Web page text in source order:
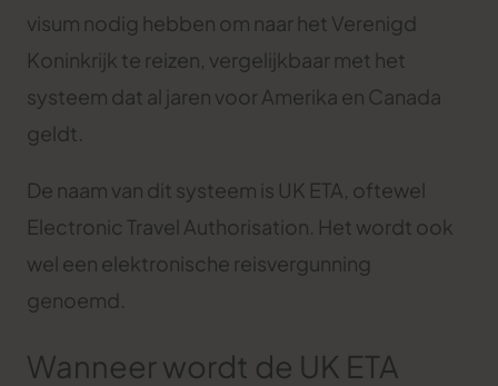
visum nodig hebben om naar het Verenigd
Koninkrijk te reizen, vergelijkbaar met het
systeem dat al jaren voor Amerika en Canada
geldt.
De naam van dit systeem is UK ETA, oftewel
Electronic Travel Authorisation. Het wordt ook
wel een elektronische reisvergunning
genoemd.
Wanneer wordt de UK ETA